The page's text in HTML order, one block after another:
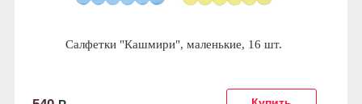
Салфетки "Кашмири", маленькие, 16 шт.